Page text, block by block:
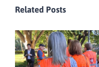
Related Posts